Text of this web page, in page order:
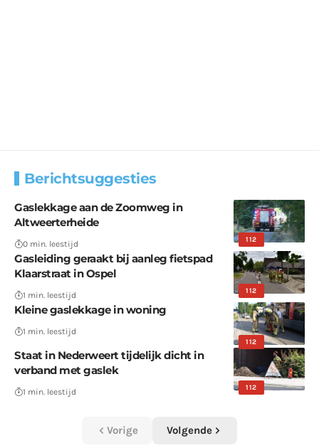
Berichtsuggesties
112
Gaslekkage aan de Zoomweg in
Altweerterheide
0 min. leestijd
112
Gasleiding geraakt bij aanleg fietspad
Klaarstraat in Ospel
1 min. leestijd
112
Kleine gaslekkage in woning
1 min. leestijd
112
Staat in Nederweert tijdelijk dicht in
verband met gaslek
1 min. leestijd
Vorige Volgende